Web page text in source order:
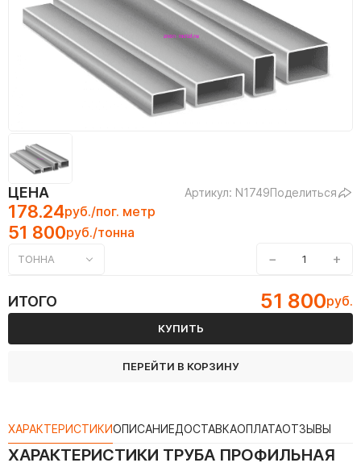
ЦЕНА Артикул: N1749Поделиться
178.24руб./пог. метр
51 800руб./тонна
ТОННА − +
ИТОГО 51 800руб.
КУПИТЬ
ПЕРЕЙТИ В КОРЗИНУ
ХАРАКТЕРИСТИКИОПИСАНИЕДОСТАВКАОПЛАТАОТЗЫВЫ
ХАРАКТЕРИСТИКИ ТРУБА ПРОФИЛЬНАЯ